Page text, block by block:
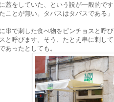
蓋をしていた、という説が一般的で
ことが無い。タパスはタパスである
串で刺した食べ物をピンチョスと呼
と呼びます。そう、たとえ串に刺し
あったとしても。